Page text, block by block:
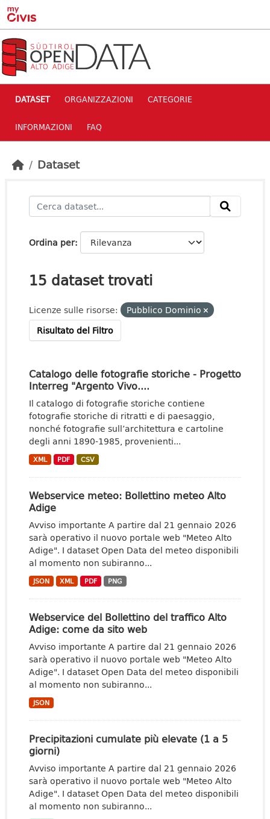
Skip to main content
DATASET ORGANIZZAZIONI CATEGORIE
INFORMAZIONI FAQ
Dataset
Ordina per
15 dataset trovati
Licenze sulle risorse:
Pubblico Dominio
Risultato del Filtro
Catalogo delle fotografie storiche - Progetto
Interreg "Argento Vivo....
Il catalogo di fotografie storiche contiene
fotografie storiche di ritratti e di paesaggio,
nonché fotografie sull’architettura e cartoline
degli anni 1890-1985, provenienti...
XML PDF CSV
Webservice meteo: Bollettino meteo Alto
Adige
Avviso importante A partire dal 21 gennaio 2026
sarà operativo il nuovo portale web "Meteo Alto
Adige". I dataset Open Data del meteo disponibili
al momento non subiranno...
JSON XML PDF PNG
Webservice del Bollettino del traffico Alto
Adige: come da sito web
Avviso importante A partire dal 21 gennaio 2026
sarà operativo il nuovo portale web "Meteo Alto
Adige". I dataset Open Data del meteo disponibili
al momento non subiranno...
JSON
Precipitazioni cumulate più elevate (1 a 5
giorni)
Avviso importante A partire dal 21 gennaio 2026
sarà operativo il nuovo portale web "Meteo Alto
Adige". I dataset Open Data del meteo disponibili
al momento non subiranno...